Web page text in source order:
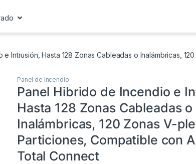
Intrusión, Hasta 128 Zonas Cableadas o Inalámbricas,
Panel de Incendio
Panel Hibrido de Incendio e
Hasta 128 Zonas Cableadas o
Inalámbricas, 120 Zonas V-
Particiones, Compatible con
Total Connect